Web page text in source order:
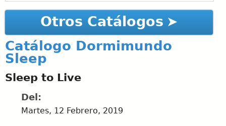
Otros Catálogos
Catálogo Dormimundo
Sleep
Sleep to Live
Del:
Martes, 12 Febrero, 2019